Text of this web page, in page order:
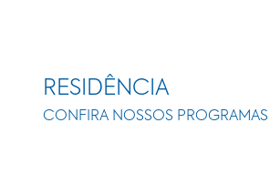
RESIDÊNCIA
CONFIRA NOSSOS PROGRAMAS